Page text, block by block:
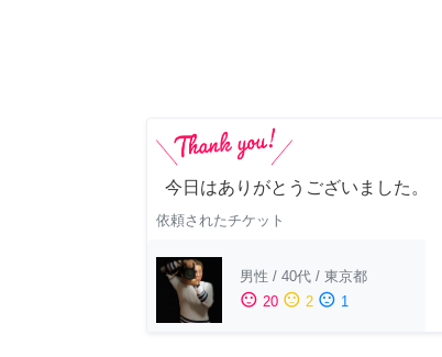
今日はありがとうございました。
依頼されたチケット
男性 / 40代 / 東京都
sentiment_satisfied 20 sentiment_neutral 2 sentiment_dissatisfied 1